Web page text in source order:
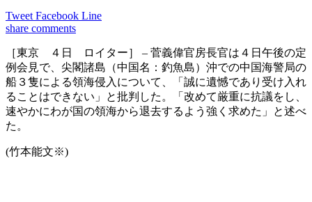
Tweet Facebook Line
share comments
［東京 ４日 ロイター］ – 菅義偉官房長官は４日午後の定
例会見で、尖閣諸島（中国名：釣魚島）沖での中国海警局の
船３隻による領海侵入について、「誠に遺憾であり受け入れ
ることはできない」と批判した。「改めて厳重に抗議をし、
速やかにわが国の領海から退去するよう強く求めた」と述べ
た。
(竹本能文※)